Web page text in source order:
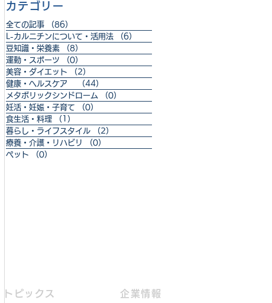
カテゴリー
全ての記事 （86）
L-カルニチンについて・活用法
（6）
豆知識・栄養素
（8）
運動・スポーツ
（0）
美容・ダイエット
（2）
健康・ヘルスケア
（44）
メタボリックシンドローム
（0）
妊活・妊娠・子育て
（0）
食生活・料理
（1）
暮らし・ライフスタイル
（2）
療養・介護・リハビリ
（0）
ペット
（0）
トピックス 企業情報